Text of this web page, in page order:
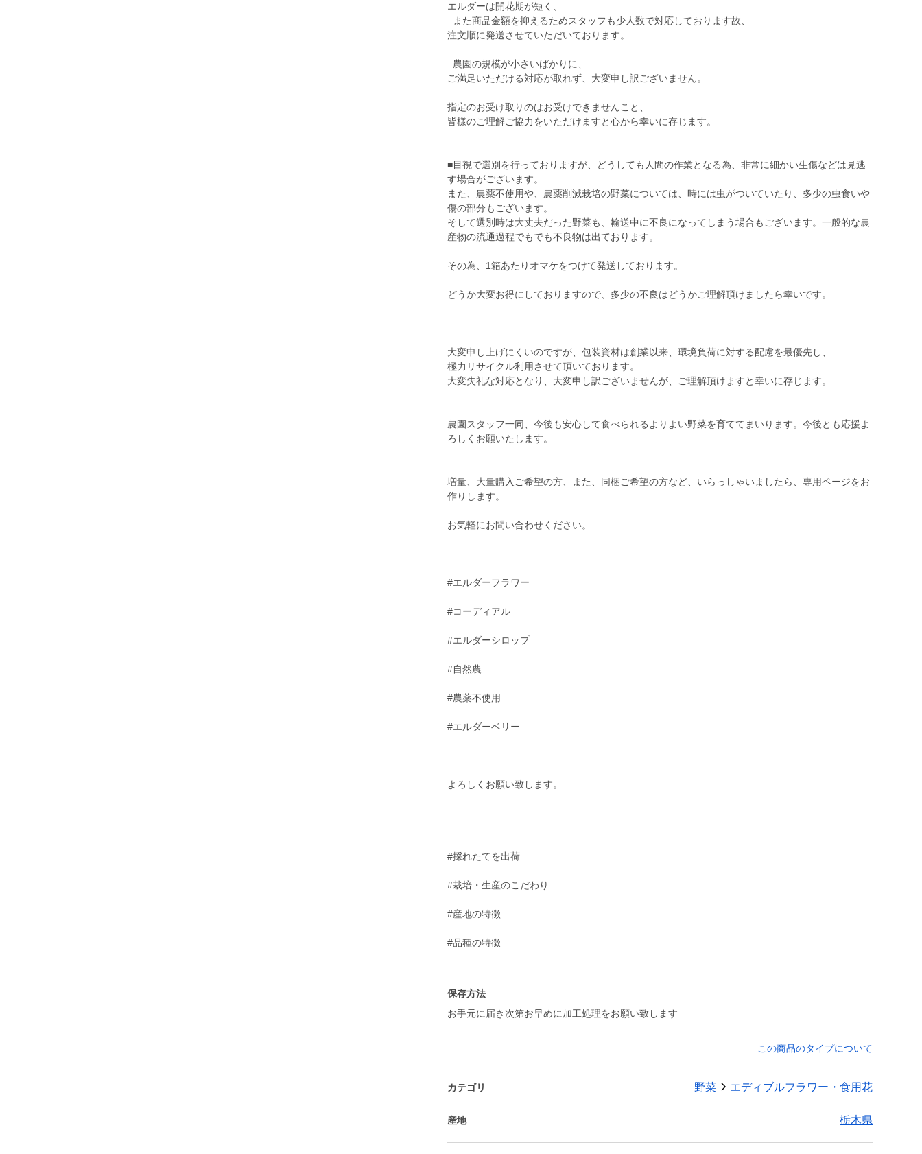
エルダーは開花期が短く、
また商品金額を抑えるためスタッフも少人数で対応しております故、
注文順に発送させていただいております。
農園の規模が小さいばかりに、
ご満足いただける対応が取れず、大変申し訳ございません。
指定のお受け取りのはお受けできませんこと、
皆様のご理解ご協力をいただけますと心から幸いに存じます。
■目視で選別を行っておりますが、どうしても人間の作業となる為、非常に細かい生傷などは見逃
す場合がございます。
また、農薬不使用や、農薬削減栽培の野菜については、時には虫がついていたり、多少の虫食いや
傷の部分もございます。
そして選別時は大丈夫だった野菜も、輸送中に不良になってしまう場合もございます。一般的な農
産物の流通過程でもでも不良物は出ております。
その為、1箱あたりオマケをつけて発送しております。
どうか大変お得にしておりますので、多少の不良はどうかご理解頂けましたら幸いです。
大変申し上げにくいのですが、包装資材は創業以来、環境負荷に対する配慮を最優先し、
極力リサイクル利用させて頂いております。
大変失礼な対応となり、大変申し訳ございませんが、ご理解頂けますと幸いに存じます。
農園スタッフ一同、今後も安心して食べられるよりよい野菜を育ててまいります。今後とも応援よ
ろしくお願いたします。
増量、大量購入ご希望の方、また、同梱ご希望の方など、いらっしゃいましたら、専用ページをお
作りします。
お気軽にお問い合わせください。
#エルダーフラワー
#コーディアル
#エルダーシロップ
#自然農
#農薬不使用
#エルダーベリー
よろしくお願い致します。
#採れたてを出荷
#栽培・生産のこだわり
#産地の特徴
#品種の特徴
保存方法
お手元に届き次第お早めに加工処理をお願い致します
この商品のタイプについて
カテゴリ 野菜 エディブルフラワー・食用花
産地 栃木県